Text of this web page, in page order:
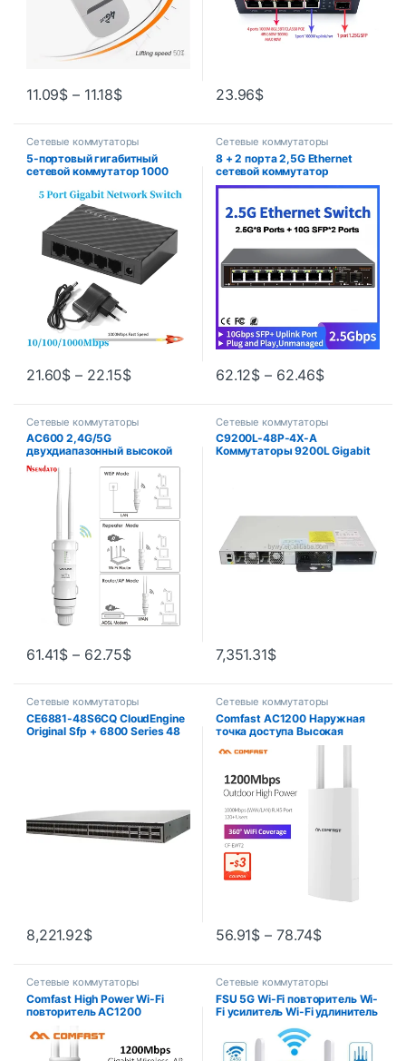
11.09$ – 11.18$ 23.96$
Сетевые коммутаторы
5-портовый гигабитный
сетевой коммутатор 1000
Switcher
Высокопроизводительный
концентратор RJ45
Интернет-сплиттер Plug and
Play
21.60$ – 22.15$
Сетевые коммутаторы
8 + 2 порта 2,5G Ethernet
сетевой коммутатор
2500BASE-TX с 2*10G SFP-
безопасности
видеонаблюдения
62.12$ – 62.46$
Сетевые коммутаторы
AC600 2,4G/5G
двухдиапазонный высокой
мощности наружный
всепогодный беспроводной
Wi-Fi-маршрутизатор 30 дБ/
расширитель повторителя AP
1000 мВт 15 кВ внешняя
61.41$ – 62.75$
Сетевые коммутаторы
C9200L-48P-4X-A
Коммутаторы 9200L Gigabit
7,351.31$
Сетевые коммутаторы
CE6881-48S6CQ CloudEngine
Original Sfp + 6800 Series 48
8,221.92$
Сетевые коммутаторы
Comfast AC1200 Наружная
точка доступа Высокая
мощность 2,4G 5 ГГц
Гигабитный маршрутизатор
антенна дальнего действия
для уличного сада
56.91$ – 78.74$
Сетевые коммутаторы
Comfast High Power Wi-Fi
повторитель AC1200
точки доступа 1200 Мбит/с
Dual Dand 2,4G 5 ГГц
Сетевые коммутаторы
FSU 5G Wi-Fi повторитель Wi-
Fi усилитель Wi-Fi удлинитель
Мбит/с беспроводной
сетевой интернет-